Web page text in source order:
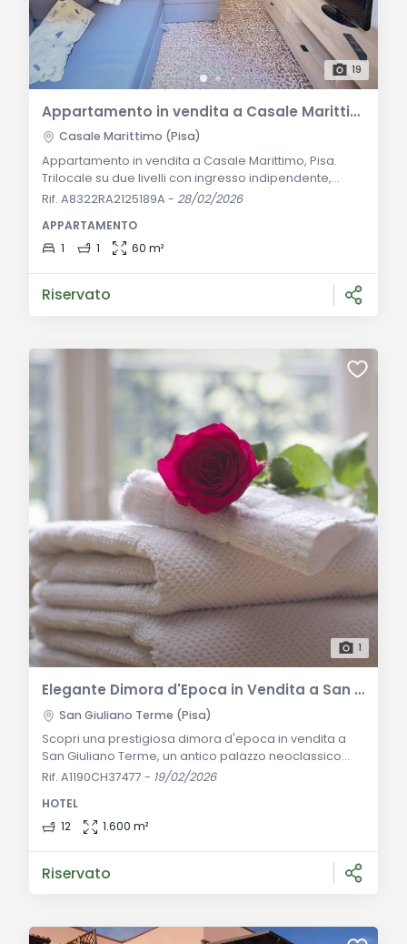
19
Appartamento in vendita a Casale Marittimo
Casale Marittimo (Pisa)
Appartamento in vendita a Casale Marittimo, Pisa.
Trilocale su due livelli con ingresso indipendente,
cucina abitabile e riscaldamento autonomo. Ideale
degli Etruschi. Descrizione Generale: Nel suggestivo
centro storico di Casale Marittimo, uno dei borghi più
Rif. A8322RA2125189A -28/02/2026
APPARTAMENTO
1
1 60 m²
Riservato
1
Elegante Dimora d'Epoca in Vendita a San Giuliano Terme
San Giuliano Terme (Pisa)
Scopri una prestigiosa dimora d'epoca in vendita a
San Giuliano Terme, un antico palazzo neoclassico
immerso nella tranquilla campagna toscana. Esplora
storia ricca, in un ambiente che coniuga eleganza
storica e comfort moderno. Descrizione Generale:
Rif. A1190CH37477 - 19/02/2026
HOTEL
12
1.600 m²
Riservato